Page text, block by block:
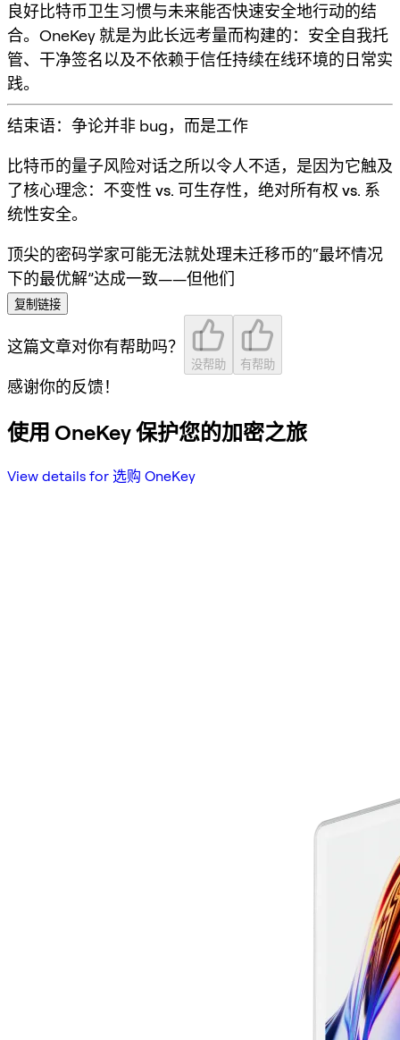
良好比特币卫生习惯与未来能否快速安全地行动的结
合。OneKey 就是为此长远考量而构建的：安全自我托
管、干净签名以及不依赖于信任持续在线环境的日常实
践。
结束语：争论并非 bug，而是工作
比特币的量子风险对话之所以令人不适，是因为它触及
了核心理念： 不变性 vs. 可生存性， 绝对所有权 vs. 系
统性安全。
顶尖的密码学家可能无法就处理未迁移币的“最坏情况
下的最优解”达成一致——但他们
复制链接
这篇文章对你有帮助吗？
没帮助 有帮助
感谢你的反馈！
使用 OneKey 保护您的加密之旅
View details for 选购 OneKey